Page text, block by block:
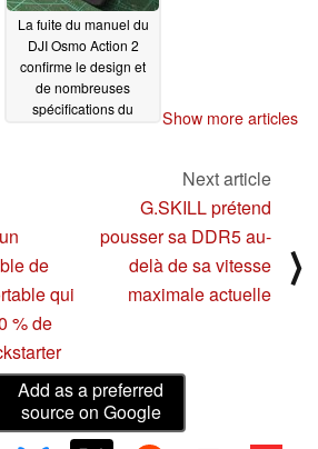
La fuite du manuel du
DJI Osmo Action 2
confirme le design et
de nombreuses
spécifications du
Show more articles
de
qui
% de
Next article
G.SKILL prétend
pousser sa DDR5 au-
delà de sa vitesse
maximale actuelle
⟩
Add as a preferred
source on Google